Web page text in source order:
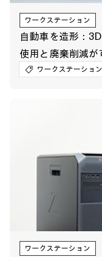
ワークステーション
自動車を造形：
使用と廃棄削減が
ワークステーション
ワークステーション